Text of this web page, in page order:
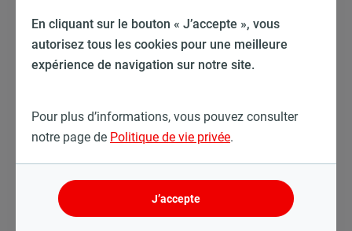
En cliquant sur le bouton « J’accepte », vous
autorisez tous les cookies pour une meilleure
expérience de navigation sur notre site.
Pour plus d’informations, vous pouvez consulter
notre page de Politique de vie privée.
J’accepte